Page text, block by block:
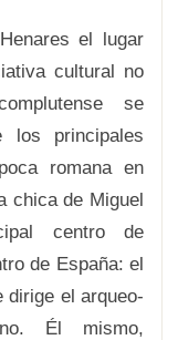
el lugar
cultural no
se
los principales
romana en
chica de Miguel
centro de
de España: el
dirige el arqueo-
Él mismo,